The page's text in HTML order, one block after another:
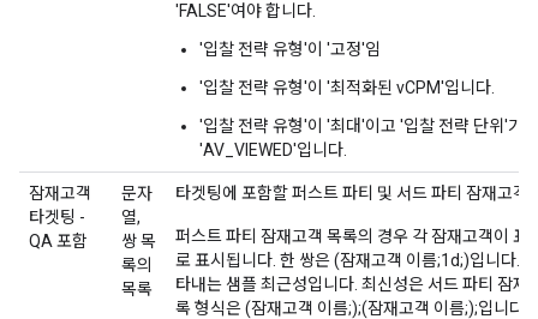
'FALSE'여야 합니다.
'입찰 전략 유형'이 '고정'임
'입찰 전략 유형'이 '최적화된 vCPM'입니다.
'입찰 전략 유형'이 '최대'이고 '입찰 전략 단위'가
'AV_VIEWED'입니다.
잠재고객
타겟팅 -
QA 포함
문자
열,
쌍 목
록의
목록
타겟팅에 포함할 퍼스트 파티 및 서드 파티 잠재고객
퍼스트 파티 잠재고객 목록의 경우 각 잠재고객이 표
로 표시됩니다. 한 쌍은 (잠재고객 이름;1d;)입니다.
타내는 샘플 최근성입니다. 최신성은 서드 파티 잠재
록 형식은 (잠재고객 이름;);(잠재고객 이름;);입니다.